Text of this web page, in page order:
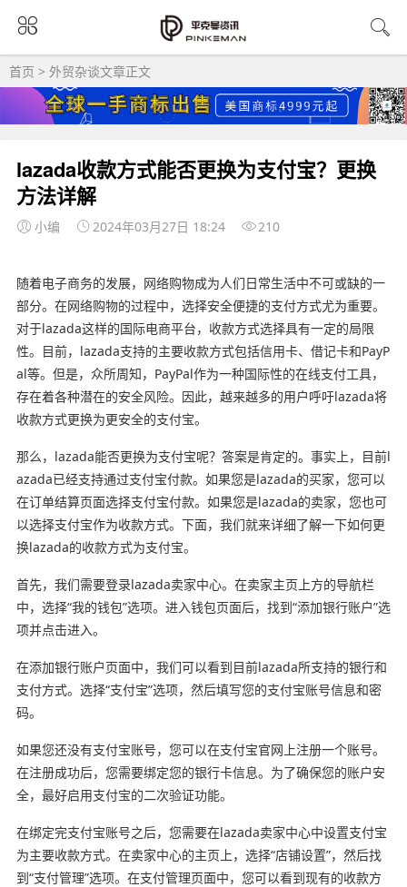
首页 > 外贸杂谈文章正文
lazada收款方式能否更换为支付宝？更换
方法详解
小编 2024年03月27日 18:24 210
随着电子商务的发展，网络购物成为人们日常生活中不可或缺的一
部分。在网络购物的过程中，选择安全便捷的支付方式尤为重要。
对于lazada这样的国际电商平台，收款方式选择具有一定的局限
性。目前，lazada支持的主要收款方式包括信用卡、借记卡和PayP
al等。但是，众所周知，PayPal作为一种国际性的在线支付工具，
存在着各种潜在的安全风险。因此，越来越多的用户呼吁lazada将
收款方式更换为更安全的支付宝。
那么，lazada能否更换为支付宝呢？答案是肯定的。事实上，目前l
azada已经支持通过支付宝付款。如果您是lazada的买家，您可以
在订单结算页面选择支付宝付款。如果您是lazada的卖家，您也可
以选择支付宝作为收款方式。下面，我们就来详细了解一下如何更
换lazada的收款方式为支付宝。
首先，我们需要登录lazada卖家中心。在卖家主页上方的导航栏
中，选择“我的钱包”选项。进入钱包页面后，找到“添加银行账户”选
项并点击进入。
在添加银行账户页面中，我们可以看到目前lazada所支持的银行和
支付方式。选择“支付宝”选项，然后填写您的支付宝账号信息和密
码。
如果您还没有支付宝账号，您可以在支付宝官网上注册一个账号。
在注册成功后，您需要绑定您的银行卡信息。为了确保您的账户安
全，最好启用支付宝的二次验证功能。
在绑定完支付宝账号之后，您需要在lazada卖家中心中设置支付宝
为主要收款方式。在卖家中心的主页上，选择“店铺设置”，然后找
到“支付管理”选项。在支付管理页面中，您可以看到现有的收款方